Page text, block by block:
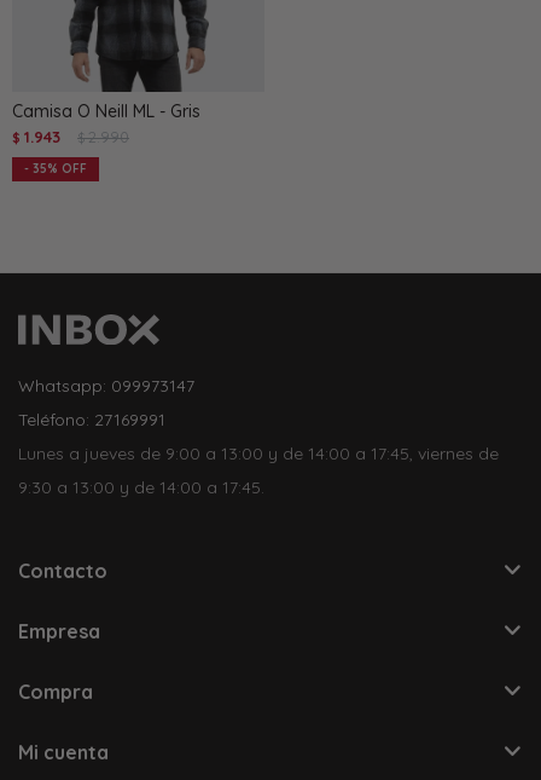
Camisa O Neill ML - Gris
$ 1.943 $ 2.990
35
Whatsapp: 099973147
Teléfono: 27169991
Lunes a jueves de 9:00 a 13:00 y de 14:00 a 17:45, viernes de
9:30 a 13:00 y de 14:00 a 17:45.
Contacto
Empresa
Compra
Mi cuenta